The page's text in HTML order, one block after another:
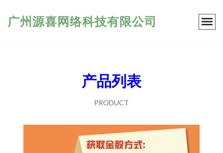
广州源喜网络科技有限公司
产品列表
PRODUCT